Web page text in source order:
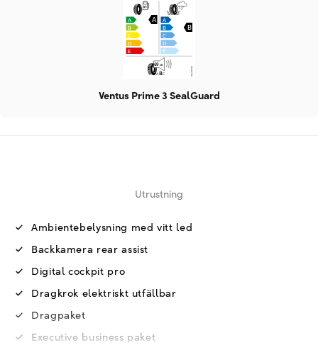
Ventus Prime 3 SealGuard
Utrustning
Ambientebelysning med vitt led
Backkamera rear assist
Digital cockpit pro
Dragkrok elektriskt utfällbar
Dragpaket
Executive business paket